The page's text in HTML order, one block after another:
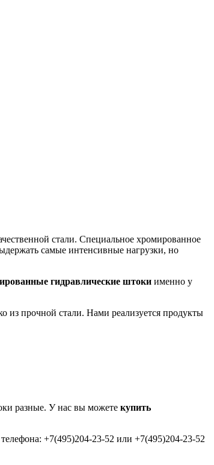
стали. Специальное хромированное
самые интенсивные нагрузки, но
гидравлические штоки именно у
из прочной стали. Нами реализуется продукты
разные. У нас вы можете купить
+7(495)204-23-52 или +7(495)204-23-52